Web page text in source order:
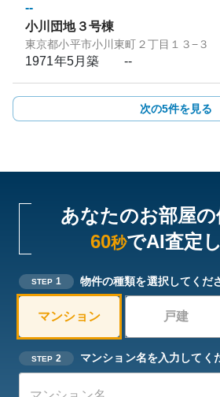
--
小川団地３号棟
東京都小平市小川東町２丁目１３−３
1971年5月築 --
次の5件を見る
あなたのお部屋の
60秒でAI査定
STEP 1 物件の種類を選択してくだ
マンション 戸建
STEP 2 マンション名を入力してく